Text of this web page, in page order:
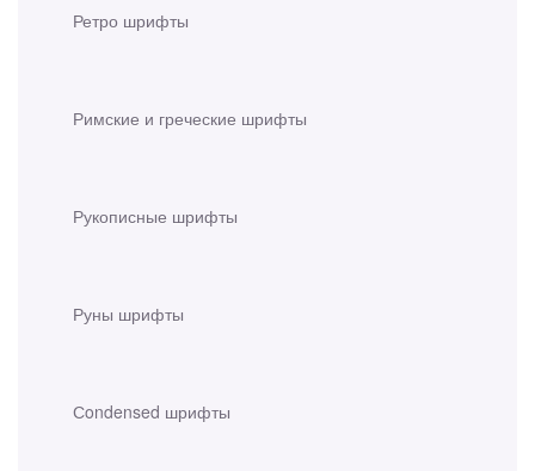
Ретро шрифты
Римские и греческие шрифты
Рукописные шрифты
Руны шрифты
Сondensed шрифты